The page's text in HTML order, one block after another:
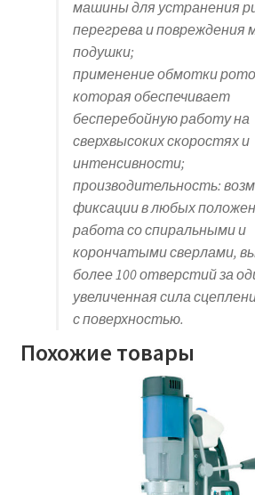
машины для устранения
перегрева и повреждения
подушки;
применение обмотки
которая обеспечивает
бесперебойную работу на
сверхвысоких скоростях и
интенсивности;
производительность:
фиксации в любых
работа со спиральными и
корончатыми сверлами,
более 100 отверстий за
увеличенная сила
с поверхностью.
Похожие товары